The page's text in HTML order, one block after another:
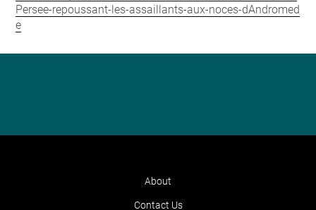
Persee-repoussant-les-assaillants-aux-noces-dAndromed
e
About
Contact Us